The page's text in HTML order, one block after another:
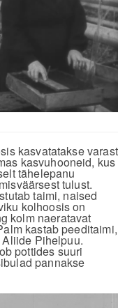
kasvatatakse varast
kasvuhooneid, kus
tähelepanu
tulust.
taimi, naised
kolhoosis on
kolm naeratavat
kastab peeditaimi,
Pihelpuu.
pottides suuri
pannakse